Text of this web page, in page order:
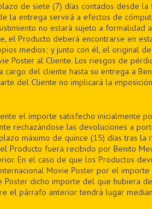
de siete (7) días contados desde
la entrega servirá a efectos de
no estará sujeto a formalidad
el Producto deberá encontrarse en
medios; y junto con él, el original
Poster al Cliente. Los riesgos de
del cliente hasta su entrega a
del Cliente no implicará la
el importe satisfecho inicialmente
rechazándose las devoluciones a
máximo de quince (15) días tras
Producto fuera recibido por Benito
En el caso de que los Productos
Movie Poster por el
dicho importe del que hubiera
el párrafo anterior tendrá lugar